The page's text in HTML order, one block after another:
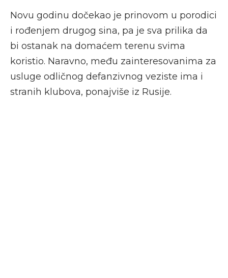
Novu godinu dočekao je prinovom u porodici
i rođenjem drugog sina, pa je sva prilika da
bi ostanak na domaćem terenu svima
koristio. Naravno, među zainteresovanima za
usluge odličnog defanzivnog veziste ima i
stranih klubova, ponajviše iz Rusije.